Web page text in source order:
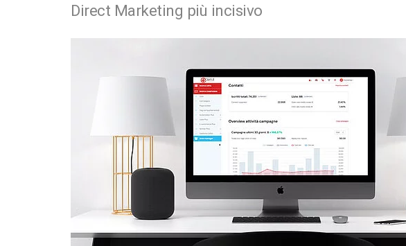
Direct Marketing più incisivo